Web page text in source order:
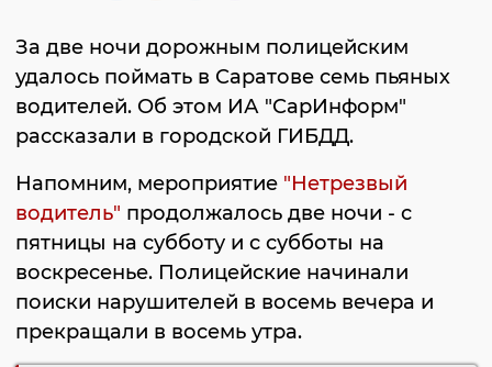
За две ночи дорожным полицейским
удалось поймать в Саратове семь пьяных
водителей. Об этом ИА "СарИнформ"
рассказали в городской ГИБДД.
Напомним, мероприятие "Нетрезвый
водитель" продолжалось две ночи - с
пятницы на субботу и с субботы на
воскресенье. Полицейские начинали
поиски нарушителей в восемь вечера и
прекращали в восемь утра.